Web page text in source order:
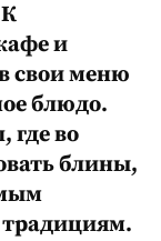
и
свои меню
блюдо.
где во
блины,